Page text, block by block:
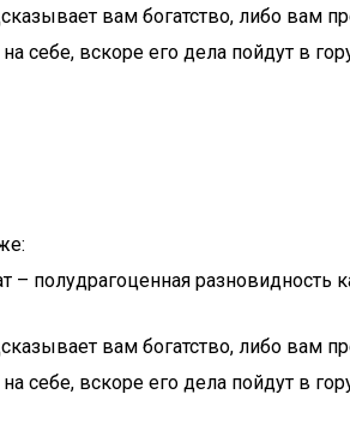
вам богатство, либо вам
себе, вскоре его дела пойдут в
– полудрагоценная
вам богатство, либо вам
себе, вскоре его дела пойдут в